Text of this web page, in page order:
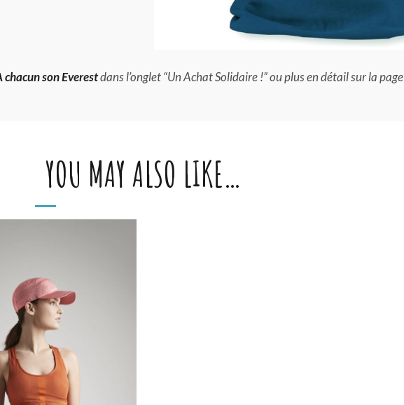
chacun son Everestdans l’onglet “Un Achat Solidaire !” ou plus en détail sur la page
YOU MAY ALSO LIKE…